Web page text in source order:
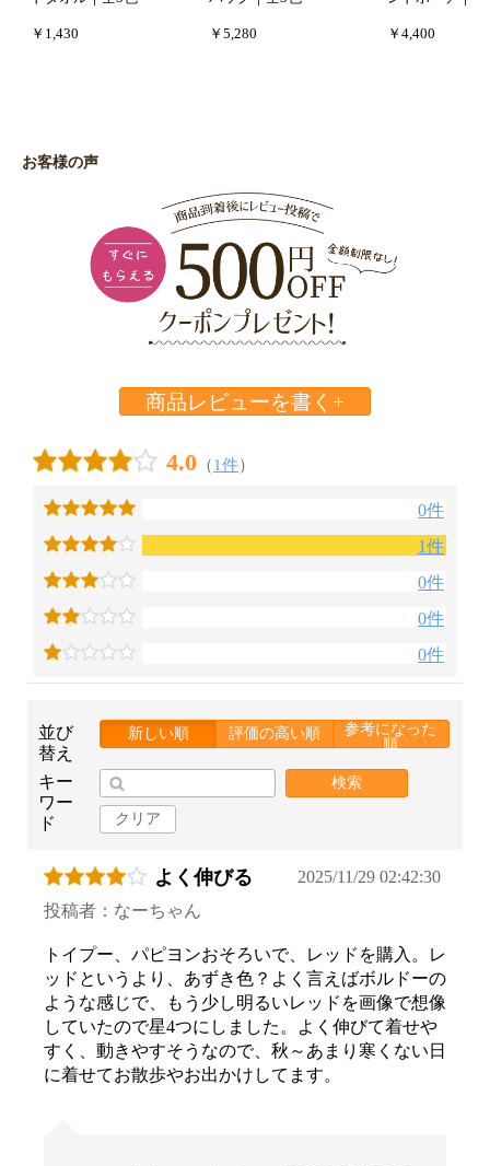
￥1,430 ￥5,280 ￥4,400
お客様の声
商品レビューを書く+
4.0 （1件）
0件
1件
0件
0件
0件
並び
替え
新しい順 評価の高い順
参考になった
順
キー
ワー
ド
検索
クリア
よく伸びる
2025/11/29 02:42:30
投稿者：なーちゃん
トイプー、パピヨンおそろいで、レッドを購入。レ
ッドというより、あずき色？よく言えばボルドーの
ような感じで、もう少し明るいレッドを画像で想像
していたので星4つにしました。よく伸びて着せや
すく、動きやすそうなので、秋～あまり寒くない日
に着せてお散歩やお出かけしてます。